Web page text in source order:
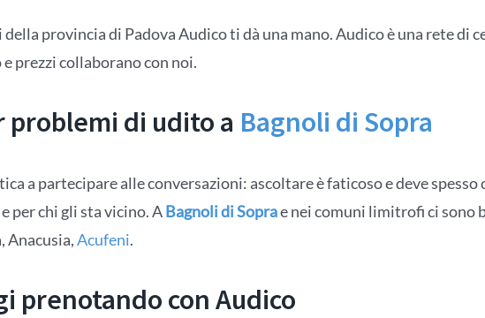
provincia di Padova Audico ti dà una mano. Audico è una rete di
prezzi collaborano con noi.
problemi di udito a Bagnoli di Sopra
a partecipare alle conversazioni: ascoltare è faticoso e deve spesso
per chi gli sta vicino. ABagnoli di Soprae nei comuni limitrofi ci sono
Anacusia,Acufeni.
prenotando con Audico